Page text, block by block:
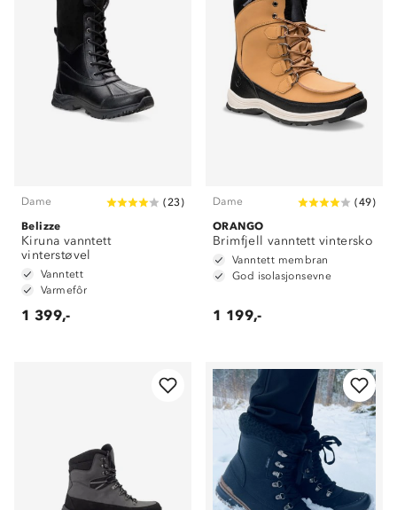
Dame (23)
Belizze
Kiruna vanntett
vinterstøvel
Vanntett
Varmefôr
1 399,-
Dame (49)
ORANGO
Brimfjell vanntett vintersko
Vanntett membran
God isolasjonsevne
1 199,-